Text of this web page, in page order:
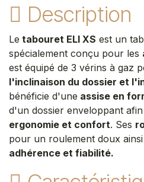
Description
Le tabouret ELI XS est un
spécialement conçu pour les
est équipé de 3 vérins à gaz
l'inclinaison du dossier et
bénéficie d'une assise en
d'un dossier enveloppant
ergonomie et confort. Ses
pour un roulement doux
adhérence et fiabilité.